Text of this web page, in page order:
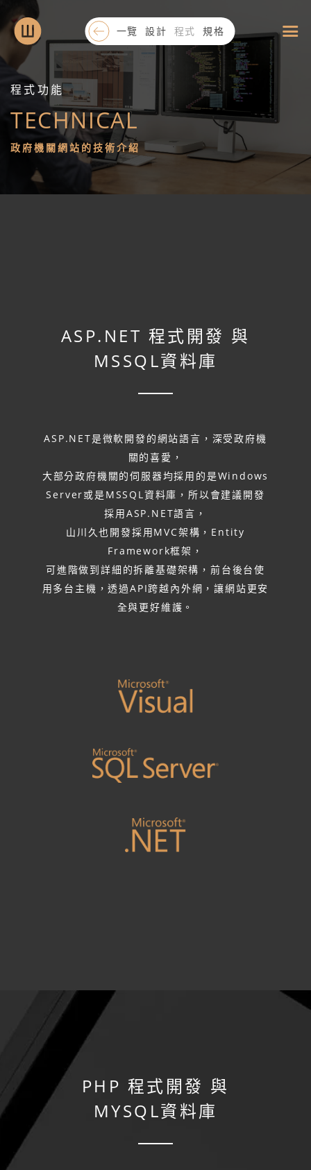
一覽 設計 程式 規格
程式功能
TECHNICAL
政
府
政府機關網站的技術介紹
ASP.NET 程式開發 與
MSSQL資料庫
ASP.NET是微軟開發的網站語言，深受政府機
關的喜愛，
大部分政府機關的伺服器均採用的是Windows
Server或是MSSQL資料庫，所以會建議開發
採用ASP.NET語言，
山川久也開發採用MVC架構，Entity
Framework框架，
可進階做到詳細的拆離基礎架構，前台後台使
用多台主機，透過API跨越內外網，讓網站更安
全與更好維護。
PHP 程式開發 與
MYSQL資料庫